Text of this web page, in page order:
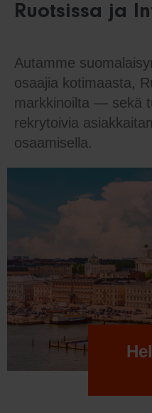
Ruotsissa ja
Autamme
osaajia kotimaasta,
markkinoilta — sekä
rekrytoivia
osaamisella.